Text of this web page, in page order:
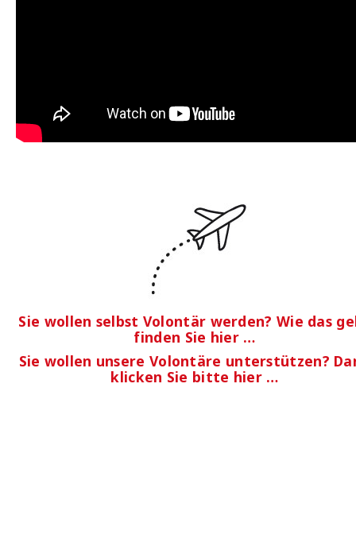
Sie wollen selbst Volontär werden? Wie das
finden Sie hier …
Sie wollen unsere Volontäre unterstützen?
klicken Sie bitte hier …